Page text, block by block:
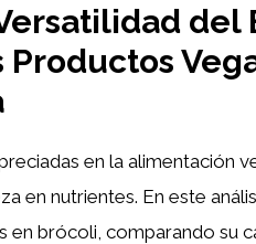
del
en la alimentación
en nutrientes. En este
en brócoli, comparando su